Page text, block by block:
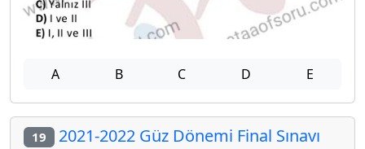
A B C D E
19 2021-2022 Güz Dönemi Final Sınavı